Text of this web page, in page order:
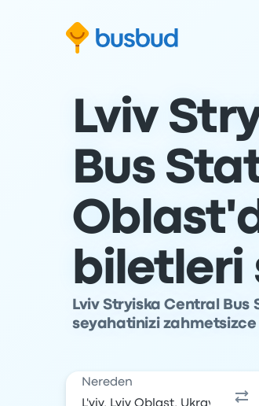
Arama formuna geç
İçeriğe geç
Alt bilgiye geç
Lviv
Bus
biletleri
Lviv Stryiska Central Bus
seyahatinizi zahmetsizce
Nereden